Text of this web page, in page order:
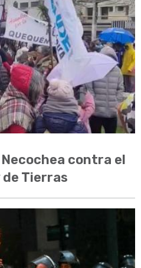
contra el
Tierras